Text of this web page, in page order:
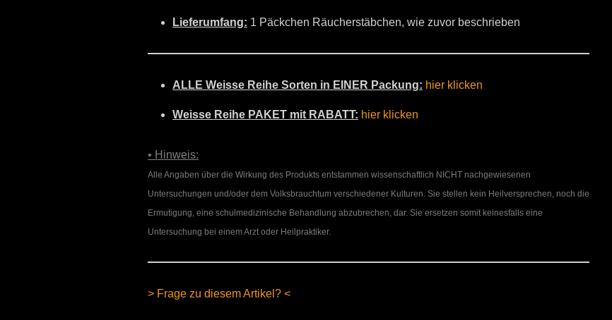
Lieferumfang: 1 Päckchen Räucherstäbchen, wie zuvor beschrieben
ALLE Weisse Reihe Sorten in EINER Packung: hier klicken
Weisse Reihe PAKET mit RABATT: hier klicken
• Hinweis:
Alle Angaben über die Wirkung des Produkts entstammen wissenschaftlich NICHT nachgewiesenen
Untersuchungen und/oder dem Volksbrauchtum verschiedener Kulturen. Sie stellen kein Heilversprechen, noch die
Ermutigung, eine schulmedizinische Behandlung abzubrechen, dar. Sie ersetzen somit keinesfalls eine
Untersuchung bei einem Arzt oder Heilpraktiker.
> Frage zu diesem Artikel? <